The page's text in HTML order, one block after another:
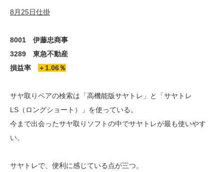
8月25日仕掛
8001 伊藤忠商事
3289 東急不動産
損益率
＋1.06％
サヤ取りペアの検索は「高機能版サヤトレ」と「サヤトレ
LS（ロングショート）」を使っている。
今まで出会ったサヤ取りソフトの中でサヤトレが最も使いやす
い。
サヤトレで、便利に感じている点が三つ。